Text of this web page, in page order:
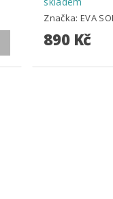
Značka:EVA
890 Kč